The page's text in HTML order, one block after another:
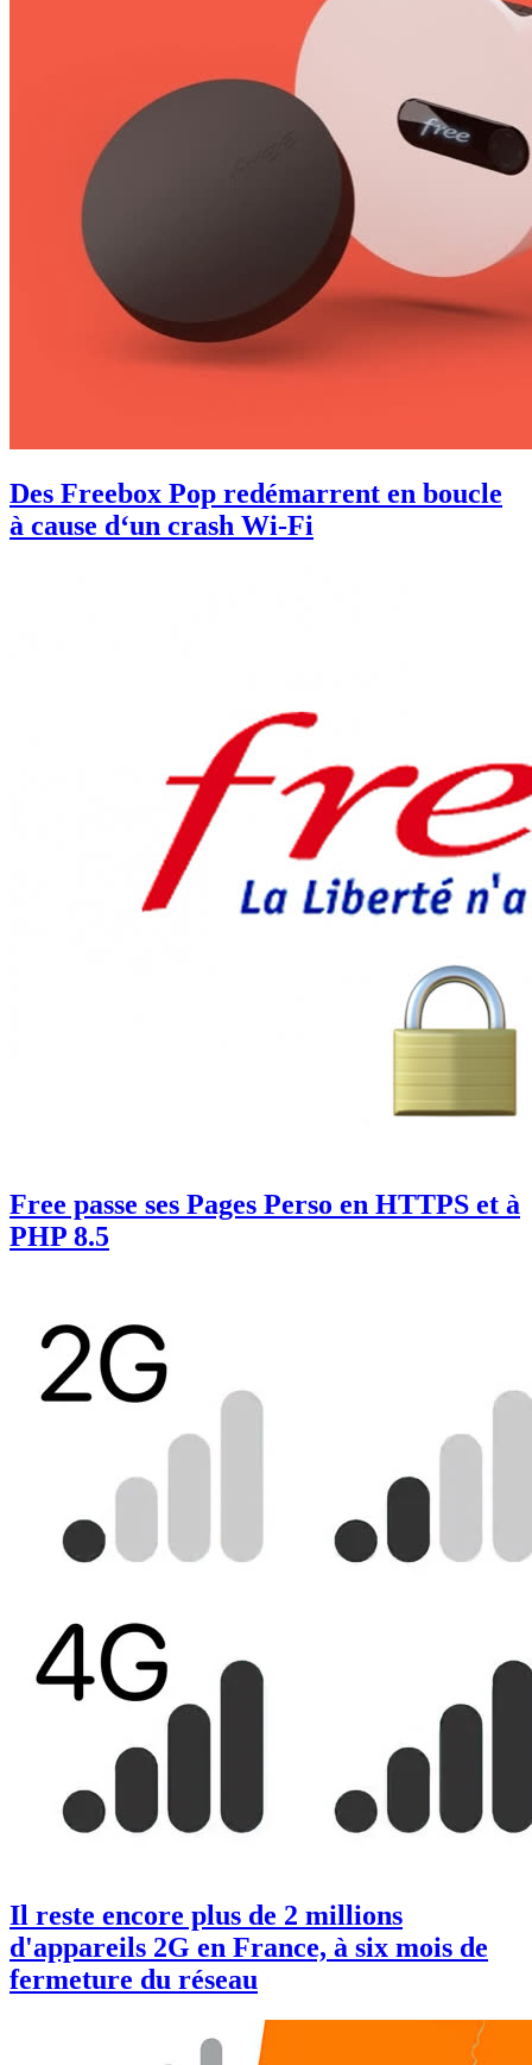
Des Freebox Pop redémarrent en boucle
à cause d‘un crash Wi-Fi
Free passe ses Pages Perso en HTTPS et à
PHP 8.5
Il reste encore plus de 2 millions
d'appareils 2G en France, à six mois de
fermeture du réseau